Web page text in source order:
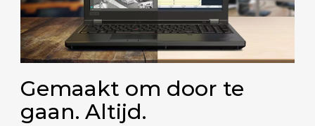
Gemaakt om door te
gaan. Altijd.